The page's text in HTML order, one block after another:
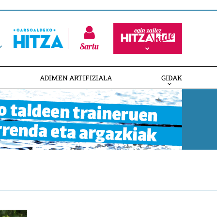
Sartu
ADIMEN ARTIFIZIALA GIDAK